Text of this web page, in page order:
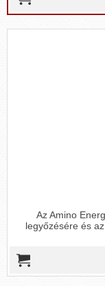
Az Amino
legyőzésére és